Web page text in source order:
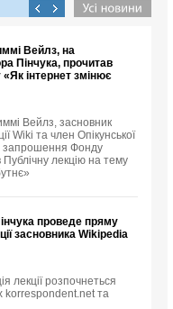
Вейлз, на
Пінчука, прочитав
інтернет змінює
Вейлз, засновник
Wiki та член Опікунської
запрошення Фонду
Публічну лекцію на тему
проведе пряму
засновника Wikipedia
лекції розпочнеться
korrespondent.net та